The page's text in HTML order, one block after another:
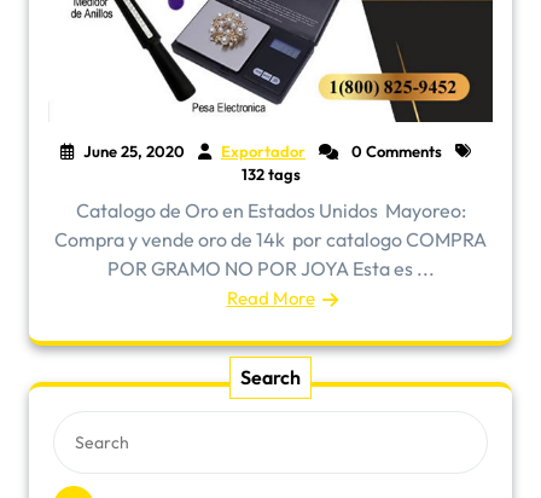
June 25, 2020 Exportador
0 Comments
132 tags
Catalogo de Oro en Estados Unidos ​Mayoreo:
Compra y vende oro de 14k por catalogo COMPRA
POR GRAMO NO POR JOYA Esta es ...
Read More
Search